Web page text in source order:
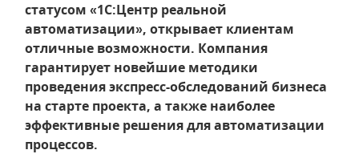
статусом «1С:Центр реальной
автоматизации», открывает клиентам
отличные возможности. Компания
гарантирует новейшие методики
проведения экспресс-обследований бизнеса
на старте проекта, а также наиболее
эффективные решения для автоматизации
процессов.